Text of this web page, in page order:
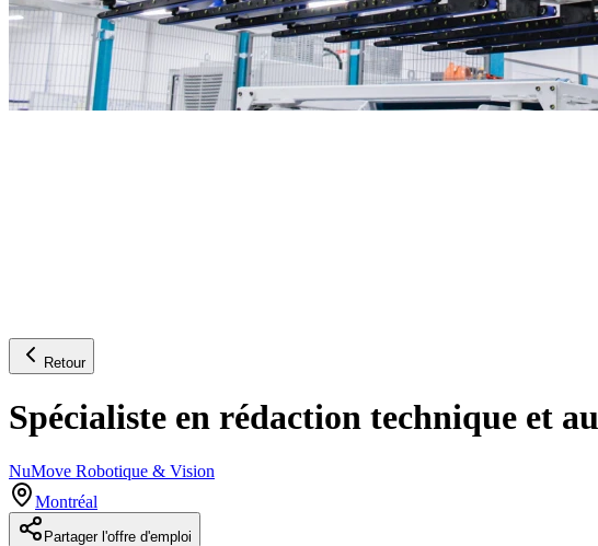
Retour
Spécialiste en rédaction technique et
NuMove Robotique & Vision
Montréal
Partager l'offre d'emploi